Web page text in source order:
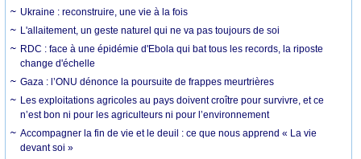
Ukraine : reconstruire, une vie à la fois
L'allaitement, un geste naturel qui ne va pas toujours de soi
RDC : face à une épidémie d'Ebola qui bat tous les records, la riposte
change d'échelle
Gaza : l’ONU dénonce la poursuite de frappes meurtrières
Les exploitations agricoles au pays doivent croître pour survivre, et ce
n’est bon ni pour les agriculteurs ni pour l’environnement
Accompagner la fin de vie et le deuil : ce que nous apprend « La vie
devant soi »